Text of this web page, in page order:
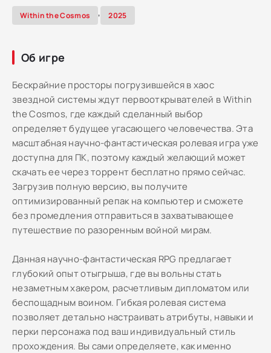
Within the Cosmos , 2025
Об игре
Бескрайние просторы погрузившейся в хаос
звездной системы ждут первооткрывателей в Within
the Cosmos, где каждый сделанный выбор
определяет будущее угасающего человечества. Эта
масштабная научно-фантастическая ролевая игра уже
доступна для ПК, поэтому каждый желающий может
скачать ее через торрент бесплатно прямо сейчас.
Загрузив полную версию, вы получите
оптимизированный репак на компьютер и сможете
без промедления отправиться в захватывающее
путешествие по разоренным войной мирам.
Данная научно-фантастическая RPG предлагает
глубокий опыт отыгрыша, где вы вольны стать
незаметным хакером, расчетливым дипломатом или
беспощадным воином. Гибкая ролевая система
позволяет детально настраивать атрибуты, навыки и
перки персонажа под ваш индивидуальный стиль
прохождения. Вы сами определяете, как именно